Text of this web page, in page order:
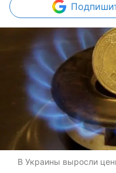
В Украины выросли